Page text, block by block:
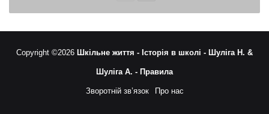
Copyright ©2026 Шкільне життя - Історія в школі - Шуліга Н. &
Шуліга А. - Правила
Зворотній зв’язок Про нас